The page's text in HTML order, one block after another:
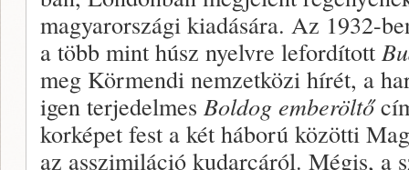
magyarországi kiadására. Az 1932-
a több mint húsz nyelvre lefordított
meg Körmendi nemzetközi hírét, a
igen terjedelmes Boldog emberöltő
korképet fest a két háború közötti
az asszimiláció kudarcáról. Mégis, a